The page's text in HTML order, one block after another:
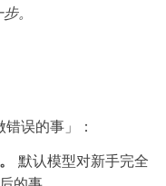
。
误的事」：
默认模型对新手完全